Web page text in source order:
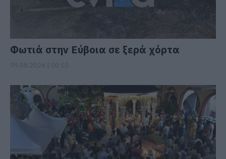
Φωτιά στην Εύβοια σε ξερά χόρτα